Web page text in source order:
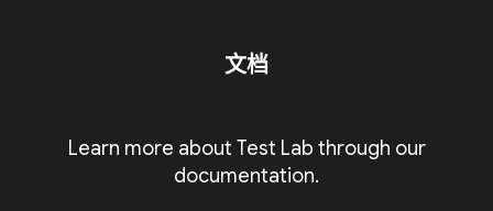
文档
Learn more about Test Lab through our
documentation.